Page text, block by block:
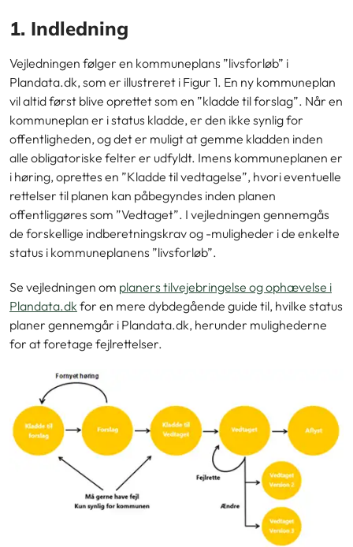
1. Indledning
Vejledningen følger en kommuneplans ”livsforløb” i
Plandata.dk, som er illustreret i Figur 1. En ny kommuneplan
vil altid først blive oprettet som en ”kladde til forslag”. Når en
kommuneplan er i status kladde, er den ikke synlig for
offentligheden, og det er muligt at gemme kladden inden
alle obligatoriske felter er udfyldt. Imens kommuneplanen er
i høring, oprettes en ”Kladde til vedtagelse”, hvori eventuelle
rettelser til planen kan påbegyndes inden planen
offentliggøres som ”Vedtaget”. I vejledningen gennemgås
de forskellige indberetningskrav og -muligheder i de enkelte
status i kommuneplanens ”livsforløb”.
Se vejledningen om planers tilvejebringelse og ophævelse i
Plandata.dk for en mere dybdegående guide til, hvilke status
planer gennemgår i Plandata.dk, herunder mulighederne
for at foretage fejlrettelser.